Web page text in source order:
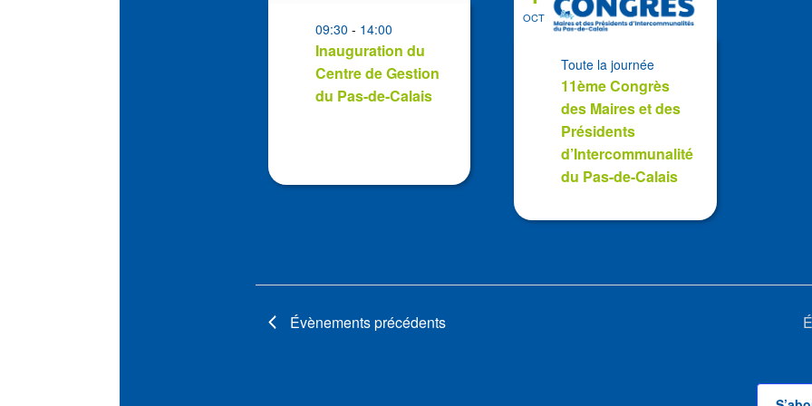
events
PhotoInauguration du
Centre de Gestion
du Pas-de-Calais
09:30 - 14:00
OCT
11ème Congrès
des Maires et des
Présidents
d’Intercommunalité
du Pas-de-Calais
Toute la journée
Évènementsprécédents